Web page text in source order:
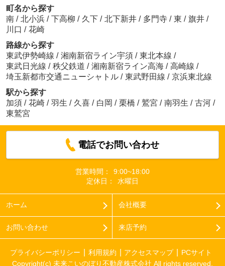
町名から探す
南 / 北小浜 / 下高柳 / 久下 / 北下新井 / 多門寺 / 東 / 旗井 /
川口 / 花崎
路線から探す
東武伊勢崎線 / 湘南新宿ライン宇須 / 東北本線 /
東武日光線 / 秩父鉄道 / 湘南新宿ライン高海 / 高崎線 /
埼玉新都市交通ニューシャトル / 東武野田線 / 京浜東北線
駅から探す
加須 / 花崎 / 羽生 / 久喜 / 白岡 / 栗橋 / 鷲宮 / 南羽生 / 古河 /
東鷲宮
電話でお問い合わせ
営業時間：
9:00~18:00
定休日：
水曜日
ホーム 会社概要
お問い合わせ 来店予約
プライバシーポリシー 利用規約 アクセスマップ
PCサイト
Copyright(c) 未来こいのぼり不動産株式会社 All rights reserved.